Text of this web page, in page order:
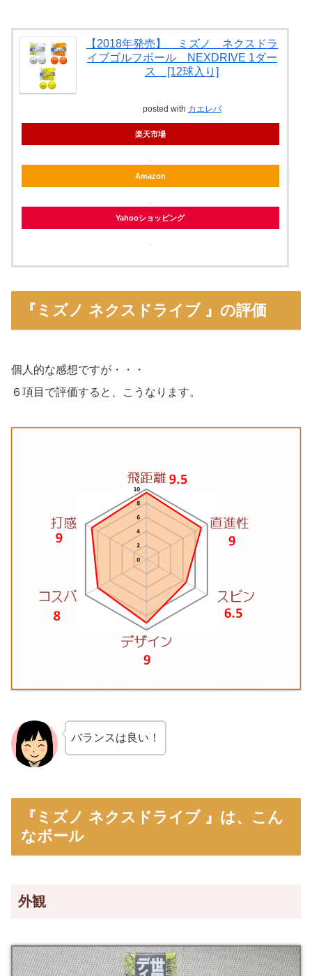
【2018年発売】 ミズノ ネクスドラ
イブゴルフボール NEXDRIVE 1ダー
ス [12球入り]
posted with カエレバ
楽天市場
Amazon
Yahooショッピング
『ミズノ ネクスドライブ 』の評価
個人的な感想ですが・・・
６項目で評価すると、こうなります。
バランスは良い！
『ミズノ ネクスドライブ 』は、こん
なボール
外観